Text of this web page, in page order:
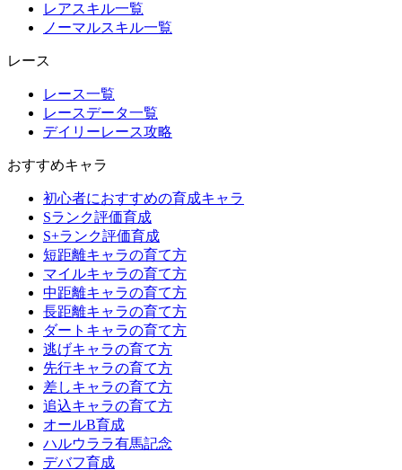
レアスキル一覧
ノーマルスキル一覧
レース
レース一覧
レースデータ一覧
デイリーレース攻略
おすすめキャラ
初心者におすすめの育成キャラ
Sランク評価育成
S+ランク評価育成
短距離キャラの育て方
マイルキャラの育て方
中距離キャラの育て方
長距離キャラの育て方
ダートキャラの育て方
逃げキャラの育て方
先行キャラの育て方
差しキャラの育て方
追込キャラの育て方
オールB育成
ハルウララ有馬記念
デバフ育成